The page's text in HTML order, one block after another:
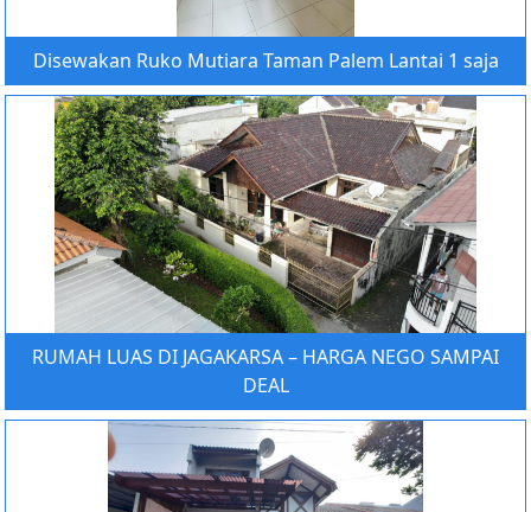
Disewakan Ruko Mutiara Taman Palem Lantai 1 saja
RUMAH LUAS DI JAGAKARSA – HARGA NEGO SAMPAI
DEAL